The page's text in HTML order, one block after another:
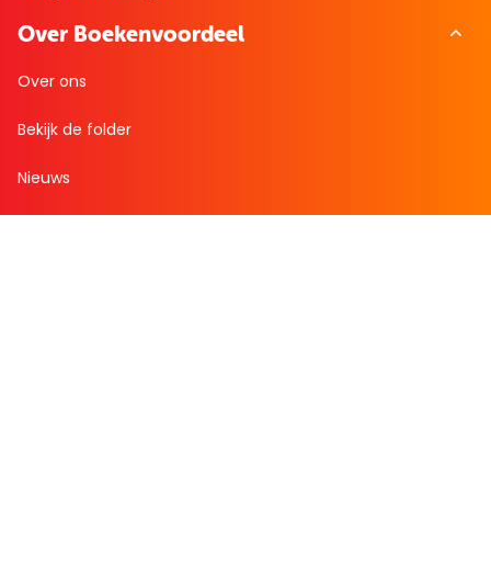
Over Boekenvoordeel
Over ons
Bekijk de folder
Nieuws